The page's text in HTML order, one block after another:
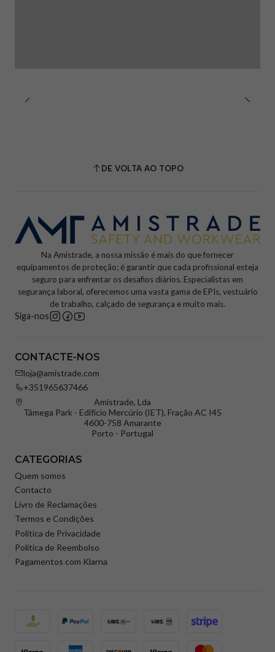
DE VOLTA AO TOPO
Na Amistrade, a nossa missão é mais do que fornecer
equipamentos de proteção; é garantir que cada profissional esteja
seguro para enfrentar os desafios diários. Especialistas em
segurança laboral, oferecemos uma vasta gama de EPIs, vestuário
de trabalho, calçado de segurança e muito mais.
Siga-nos
CONTACTE-NOS
loja@amistrade.com
+351965637466
Amistrade, Lda
Tâmega Park - Edifício Mercúrio (IET), Fração AC I45
4600-758 Amarante
Porto - Portugal
CATEGORIAS
Quem somos
Contacto
Livro de Reclamações
Termos e Condições
Política de Privacidade
Politica de Reembolso
Pagamentos com Klarna